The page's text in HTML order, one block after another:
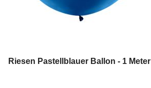
Riesen Pastellblauer Ballon - 1 Meter